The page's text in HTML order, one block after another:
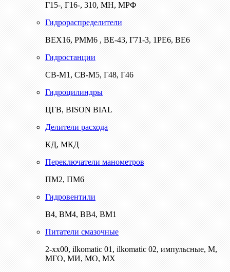
Г15-, Г16-, 310, МН, МРФ
Гидрораспределители
ВЕХ16, РММ6 , ВЕ-43, Г71-3, 1РЕ6, ВЕ6
Гидростанции
СВ-М1, СВ-М5, Г48, Г46
Гидроцилиндры
ЦГВ, BISON BIAL
Делители расхода
КД, МКД
Переключатели манометров
ПМ2, ПМ6
Гидровентили
В4, ВМ4, ВВ4, ВМ1
Питатели смазочные
2-хх00, ilkomatic 01, ilkomatic 02, импульсные, М,
МГО, МИ, МО, МХ